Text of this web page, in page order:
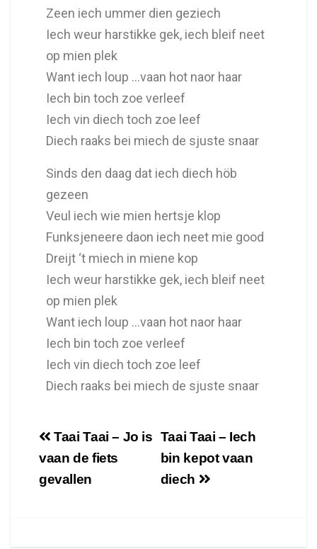
Zeen iech ummer dien geziech
Iech weur harstikke gek, iech bleif neet
op mien plek
Want iech loup …vaan hot naor haar
Iech bin toch zoe verleef
Iech vin diech toch zoe leef
Diech raaks bei miech de sjuste snaar
Sinds den daag dat iech diech höb
gezeen
Veul iech wie mien hertsje klop
Funksjeneere daon iech neet mie good
Dreijt ‘t miech in miene kop
Iech weur harstikke gek, iech bleif neet
op mien plek
Want iech loup …vaan hot naor haar
Iech bin toch zoe verleef
Iech vin diech toch zoe leef
Diech raaks bei miech de sjuste snaar
Taai Taai – Iech
bin kepot vaan
diech
Taai Taai – Jo is
vaan de fiets
gevallen